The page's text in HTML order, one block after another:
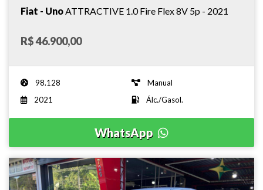
Fiat - Uno ATTRACTIVE 1.0 Fire Flex 8V 5p - 2021
R$ 46.900,00
98.128
Manual
2021
Álc./Gasol.
WhatsApp